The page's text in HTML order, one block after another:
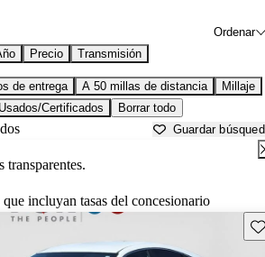
Ordenar
Precio Transmisión
de entrega A 50 millas de distancia
Millaje
Certificados Borrar todo
Guardar
transparentes.
incluyan tasas del concesionario